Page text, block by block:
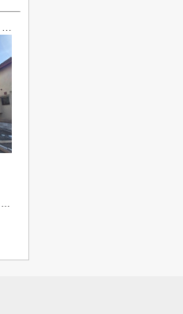
神戸市垂水区つつじが丘６丁目 新築戸建B号地 仲介手数料無料！